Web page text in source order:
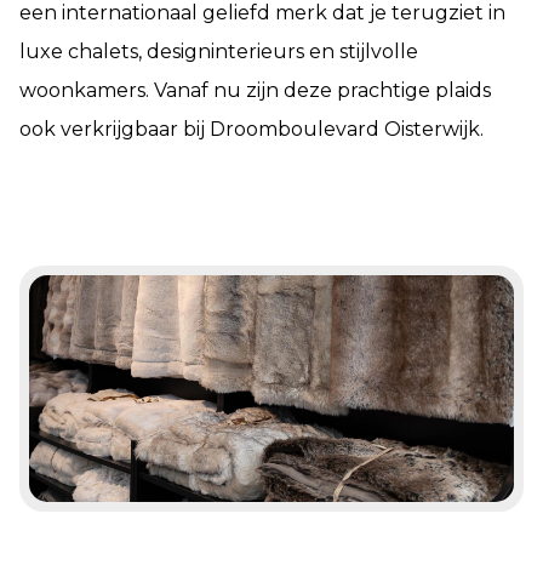
een internationaal geliefd merk dat je terugziet in
luxe chalets, designinterieurs en stijlvolle
woonkamers. Vanaf nu zijn deze prachtige plaids
ook verkrijgbaar bij Droomboulevard Oisterwijk.